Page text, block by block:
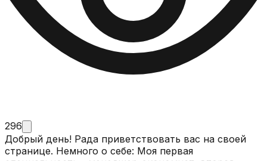
296
Добрый день! Рада приветствовать вас на своей
странице. Немного о себе: Моя первая